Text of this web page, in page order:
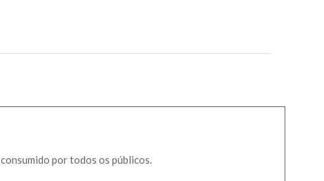
por todos os públicos.